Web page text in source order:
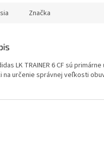
Značka
LK TRAINER 6 CF sú
na určenie správnej veľkosti